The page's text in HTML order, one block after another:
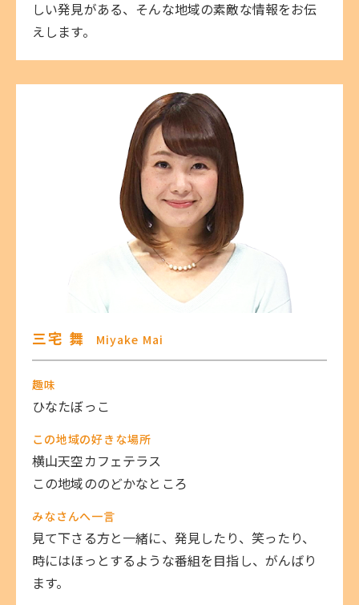
しい発見がある、そんな地域の素敵な情報をお伝
えします。
三宅 舞 Miyake Mai
趣味
ひなたぼっこ
この地域の好きな場所
横山天空カフェテラス
この地域ののどかなところ
みなさんへ一言
見て下さる方と一緒に、発見したり、笑ったり、
時にはほっとするような番組を目指し、がんばり
ます。